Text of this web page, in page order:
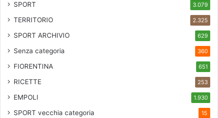
l
d
r
a
SPORT 3.079
TERRITORIO 2.325
SPORT ARCHIVIO 629
Senza categoria 360
FIORENTINA 651
RICETTE 253
EMPOLI 1.930
SPORT vecchia categoria 15